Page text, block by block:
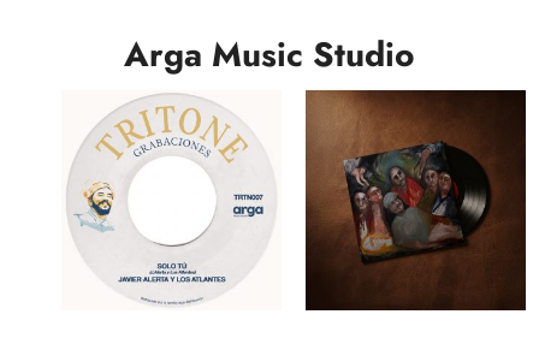
Arga Music Studio